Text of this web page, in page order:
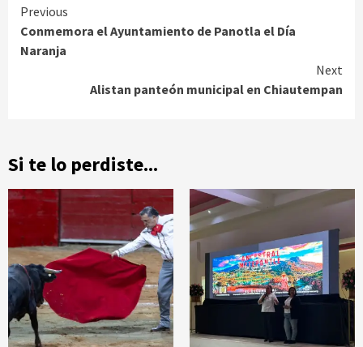
Continue
Reading
Previous
Conmemora el Ayuntamiento de Panotla el Día
Naranja
Next
Alistan panteón municipal en Chiautempan
Si te lo perdiste...